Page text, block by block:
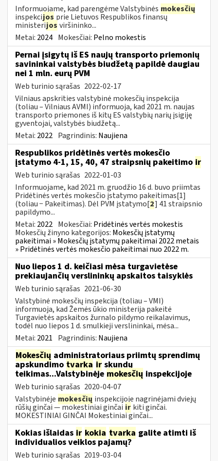
Informuojame, kad parengėme Valstybinės mokesčių
inspekcijos prie Lietuvos Respublikos finansų
ministerijos viršininko...
Metai: 2024 Mokesčiai: Pelno mokestis
Pernai įsigytų iš ES naujų transporto priemonių
savininkai valstybės biudžetą papildė daugiau
nei 1 mln. eurų PVM
Web turinio sąrašas 2022-02-17
Vilniaus apskrities valstybinė mokesčių inspekcija
(toliau – Vilniaus AVMI) informuoja, kad 2021 m. naujas
transporto priemones iš kitų ES valstybių narių įsigiję
gyventojai, valstybės biudžetą...
Metai: 2022 Pagrindinis: Naujiena
Respublikos pridėtinės vertės mokesčio
įstatymo 4-1, 15, 40, 47 straipsnių pakeitimo ir
Web turinio sąrašas 2022-01-03
Informuojame, kad 2021 m. gruodžio 16 d. buvo priimtas
Pridėtinės vertės mokesčio įstatymo pakeitimas[1]
(toliau − Pakeitimas). Dėl PVM įstatymo[2] 41 straipsnio
papildymo...
Metai: 2022 Mokesčiai: Pridėtinės vertės mokestis
Mokesčių žinyno kategorijos: Mokesčių įstatymų
pakeitimai » Mokesčių įstatymų pakeitimai 2022 metais
» Pridėtinės vertės mokesčio pakeitimai nuo 2022 m.
Nuo liepos 1 d. keičiasi mėsa turgavietėse
prekiaujančių verslininkų apskaitos taisyklės
Web turinio sąrašas 2021-06-30
Valstybinė mokesčių inspekcija (toliau – VMI)
informuoja, kad Žemės ūkio ministerija pakeitė
Turgavietės apskaitos žurnalo pildymo reikalavimus,
todėl nuo liepos 1 d. smulkieji verslininkai, mėsa...
Metai: 2021 Pagrindinis: Naujiena
Mokesčių administratoriaus priimtų sprendimų
apskundimo tvarka ir skundų
teikimas...Valstybinėje mokesčių inspekcijoje
Web turinio sąrašas 2020-04-07
Valstybinėje mokesčių inspekcijoje nagrinėjami dviejų
rūšių ginčai — mokestiniai ginčai ir kiti ginčai.
MOKESTINIAI GINČAI Mokestiniai ginčai...
Kokias išlaidas ir kokia tvarka galite atimti iš
individualios veiklos pajamų?
Web turinio sąrašas 2019-03-04